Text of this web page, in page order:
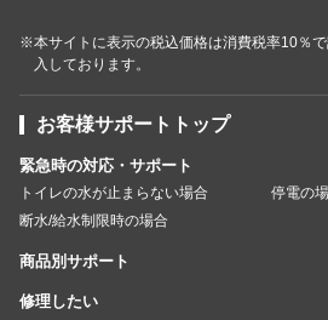
※本サイトに表示の税込価格は消費税率10％
入しております。
お客様サポートトップ
緊急時の対応・サポート
トイレの水が止まらない場合
停電の
断水/給水制限時の場合
商品別サポート
修理したい